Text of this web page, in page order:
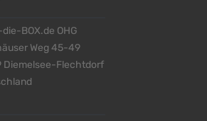
BOX.de OHG
Weg 45-49
Diemelsee-Flechtdorf